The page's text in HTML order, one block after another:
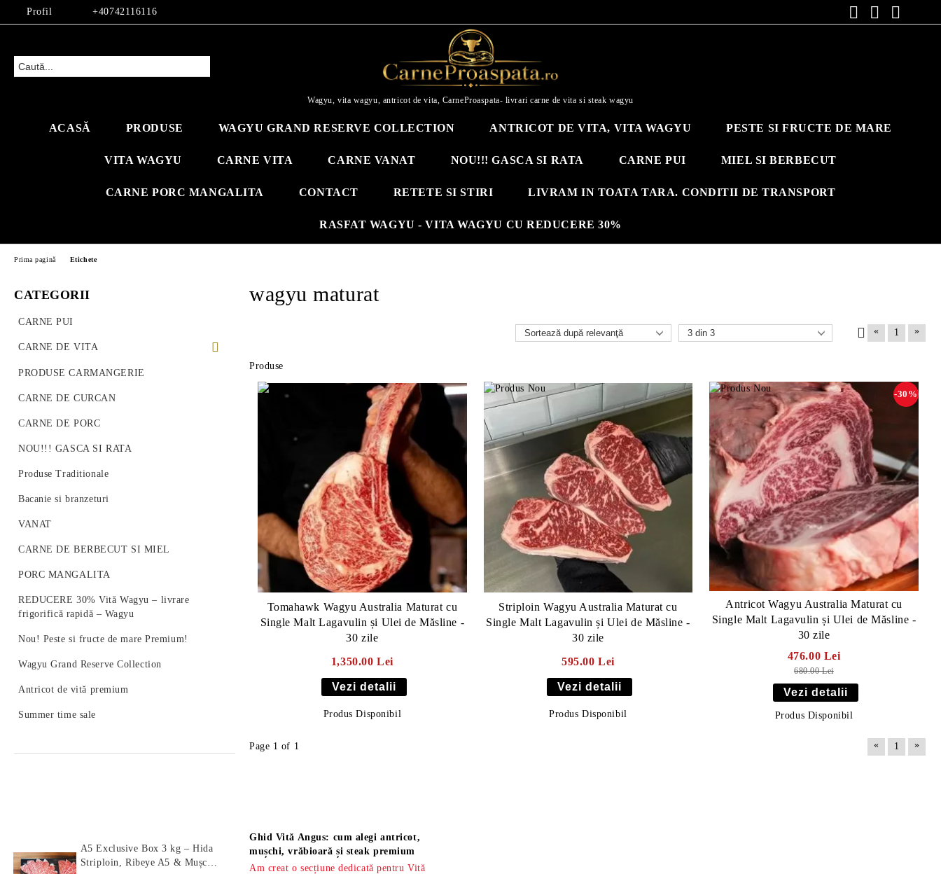
Profil +40742116116
Wagyu, vita wagyu, antricot de vita, CarneProaspata- livrari carne de vita si steak wagyu
ACASĂ PRODUSE WAGYU GRAND RESERVE COLLECTION ANTRICOT DE VITA, VITA WAGYU PESTE SI FRUCTE DE MARE
VITA WAGYU CARNE VITA CARNE VANAT NOU!!! GASCA SI RATA CARNE PUI MIEL SI BERBECUT
CARNE PORC MANGALITA CONTACT RETETE SI STIRI LIVRAM IN TOATA TARA. CONDITII DE TRANSPORT
RASFAT WAGYU - VITA WAGYU CU REDUCERE 30%
CATEGORII
CARNE PUI
CARNE DE VITA
PREMIUM BEEF STEAK
VITA ROMANEASCA
VITA WAGYU
Vită Angus Premium
PRODUSE CARMANGERIE
CARNE DE CURCAN
CARNE DE PORC
NOU!!! GASCA SI RATA
Produse Traditionale
Bacanie si branzeturi
VANAT
CARNE DE BERBECUT SI MIEL
PORC MANGALITA
REDUCERE 30% Vită Wagyu – livrare
frigorifică rapidă – Wagyu
Nou! Peste si fructe de mare Premium!
Wagyu Grand Reserve Collection
Antricot de vită premium
Summer time sale
Prima pagină Etichete
wagyu maturat
« 1 »
Produse
Tomahawk Wagyu Australia Maturat cu
Single Malt Lagavulin și Ulei de Măsline -
30 zile
1,350.00 Lei
Vezi detalii
Produs Disponibil
Striploin Wagyu Australia Maturat cu
Single Malt Lagavulin și Ulei de Măsline -
30 zile
595.00 Lei
Vezi detalii
Produs Disponibil
Antricot Wagyu Australia Maturat cu
Single Malt Lagavulin și Ulei de Măsline -
30 zile
-30%
476.00 Lei
680.00 Lei
Vezi detalii
Produs Disponibil
Page 1 of 1 « 1 »
A5 Exclusive Box 3 kg – Hida
Striploin, Ribeye A5 & Mușchi
Ghid Vită Angus: cum alegi antricot,
mușchi, vrăbioară și steak premium
Am creat o secțiune dedicată pentru Vită